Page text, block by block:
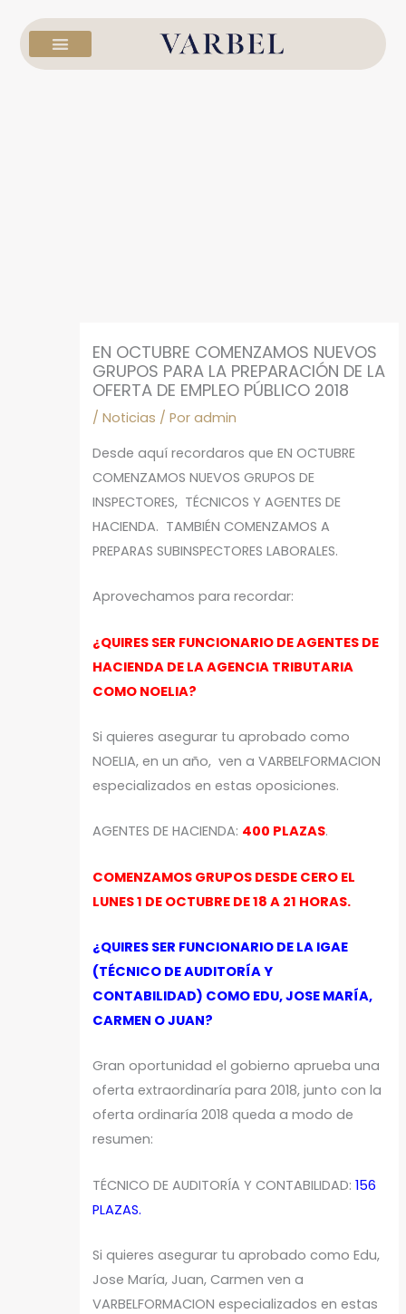
contenido
EN OCTUBRE COMENZAMOS NUEVOS
GRUPOS PARA LA PREPARACIÓN DE LA
OFERTA DE EMPLEO PÚBLICO 2018
/Noticias / Poradmin
Desde aquí recordaros que EN OCTUBRE
COMENZAMOS NUEVOS GRUPOS DE
INSPECTORES, TÉCNICOS Y AGENTES DE
HACIENDA. TAMBIÉN COMENZAMOS A
PREPARAS SUBINSPECTORES LABORALES.
Aprovechamos para recordar:
¿QUIRES SER FUNCIONARIO DE AGENTES DE
HACIENDA DE LA AGENCIA TRIBUTARIA
COMO NOELIA?
Si quieres asegurar tu aprobado como
NOELIA, en un año, ven a VARBELFORMACION
especializados en estas oposiciones.
AGENTES DE HACIENDA: 400 PLAZAS.
COMENZAMOS GRUPOS DESDE CERO EL
LUNES 1 DE OCTUBRE DE 18 A 21 HORAS.
¿QUIRES SER FUNCIONARIO DE LA IGAE
(TÉCNICO DE AUDITORÍA Y
CONTABILIDAD) COMO EDU, JOSE MARÍA,
CARMEN O JUAN?
Gran oportunidad el gobierno aprueba una
oferta extraordinaría para 2018, junto con la
oferta ordinaría 2018 queda a modo de
resumen:
TÉCNICO DE AUDITORÍA Y CONTABILIDAD:156
PLAZAS.
Si quieres asegurar tu aprobado como Edu,
Jose María, Juan, Carmen ven a
VARBELFORMACION especializados en estas